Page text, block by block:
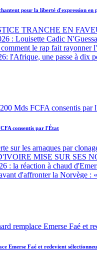
pour la liberté d'expression
TRANCHE EN
: Louisette Cadic
le rap fait rayonner
l'Afrique, une passe à dix
consentis par l'État
sur les arnaques par
MISE SUR SES
: la réaction à chaud
d'affronter la Norvège :
Emerse Faé et redevient